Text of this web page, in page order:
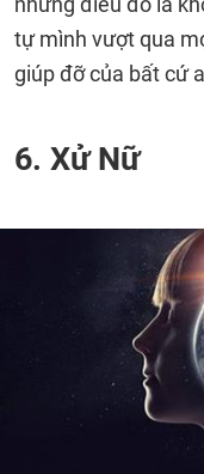
tự mình vượt qua
giúp đỡ của bất cứ
6. Xử Nữ